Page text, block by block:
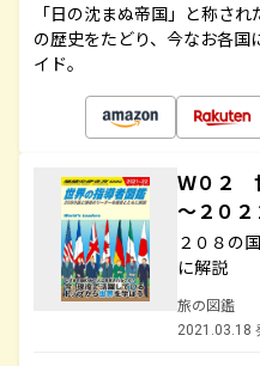
「日の沈まぬ帝国」と称さ
の歴史をたどり、今なお各
イド。
Ｗ０２
～２０
２０８の
に解説
旅の図鑑
2021.03.18